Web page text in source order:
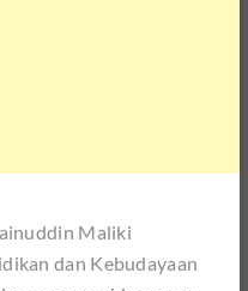
Maliki
dan Kebudayaan